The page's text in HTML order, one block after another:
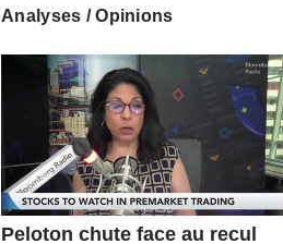
Analyses / Opinions
Peloton chute face au recul